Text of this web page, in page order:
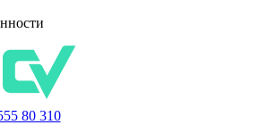
80 310